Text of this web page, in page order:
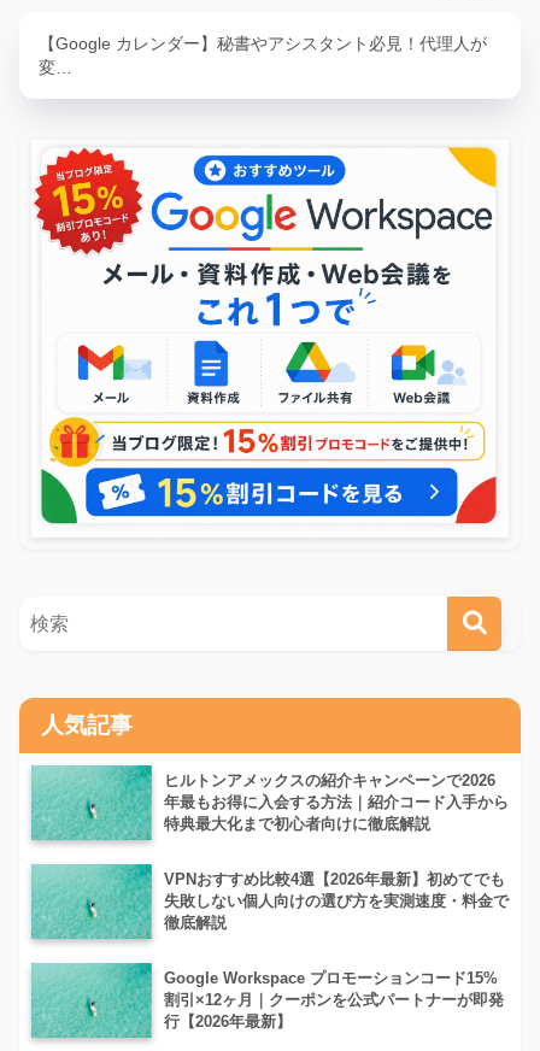
【Google カレンダー】秘書やアシスタント必見！代理人が
変…
人気記事
ヒルトンアメックスの紹介キャンペーンで2026
年最もお得に入会する方法｜紹介コード入手から
特典最大化まで初心者向けに徹底解説
VPNおすすめ比較4選【2026年最新】初めてでも
失敗しない個人向けの選び方を実測速度・料金で
徹底解説
Google Workspace プロモーションコード15%
割引×12ヶ月｜クーポンを公式パートナーが即発
行【2026年最新】